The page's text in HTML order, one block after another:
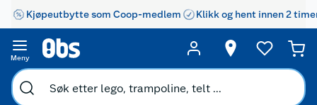
Kjøpeutbytte som Coop-medlem Klikk og hent innen 2
Meny